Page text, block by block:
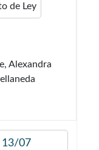
de Ley
Alexandra
13/07